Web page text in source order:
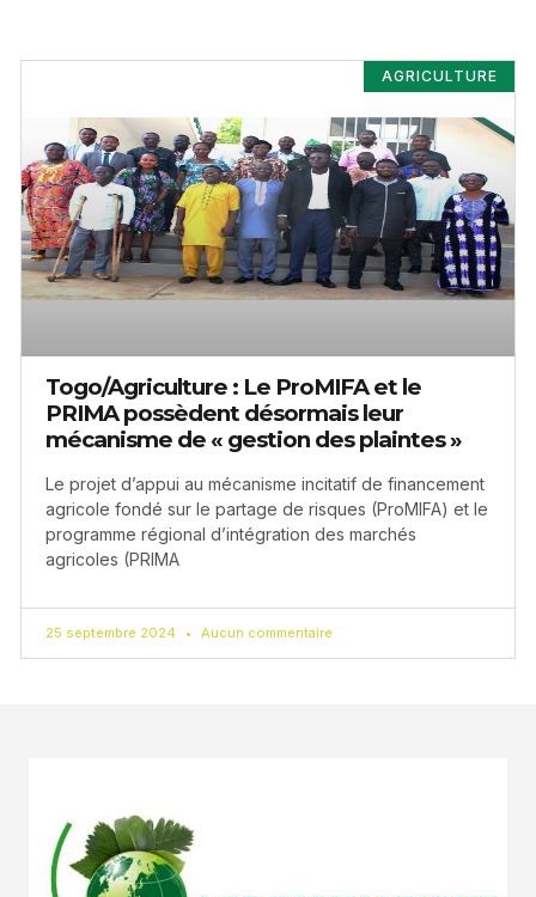
AGRICULTURE
Togo/Agriculture : Le ProMIFA et le
PRIMA possèdent désormais leur
mécanisme de « gestion des plaintes »
Le projet d’appui au mécanisme incitatif de financement
agricole fondé sur le partage de risques (ProMIFA) et le
programme régional d’intégration des marchés
agricoles (PRIMA
25 septembre 2024 Aucun commentaire